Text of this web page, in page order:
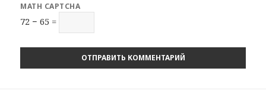
MATH CAPTCHA
72 − 65 =